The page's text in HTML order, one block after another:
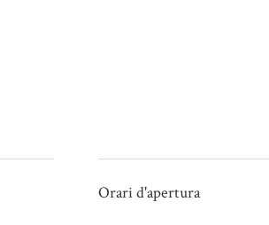
Orari d'apertura